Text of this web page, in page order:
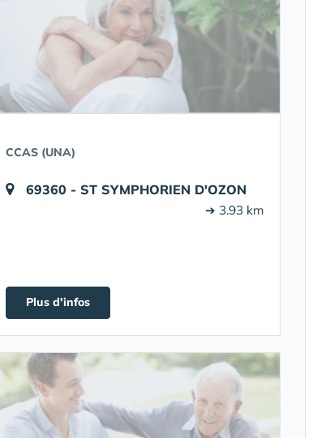
CCAS (UNA)
69360 - ST SYMPHORIEN D'OZON
➔ 3.93 km
Plus d'infos